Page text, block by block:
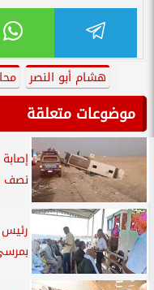
هشام أبو النصر
موضوعات متعلقة
نصف
رئيس